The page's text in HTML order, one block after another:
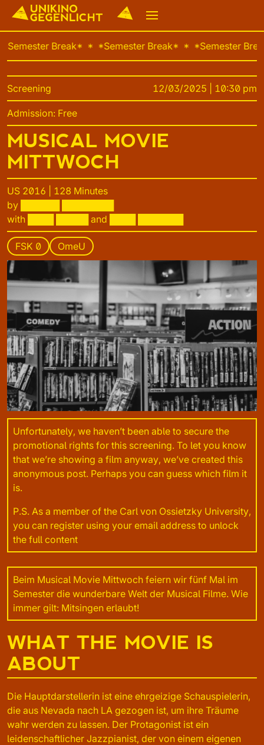
Semester Break  Semester Break  Semester Break
Screening 12/03/2025 | 10:30 pm
Admission: Free
MUSICAL MOVIE
MITTWOCH
US 2016 | 128 Minutes
by ██████ ████████
with ████ █████ and ████ ███████
FSK 0 OmeU
Unfortunately, we haven’t been able to secure the
promotional rights for this screening. To let you know
that we’re showing a film anyway, we’ve created this
anonymous post. Perhaps you can guess which film it
is.
P.S. As a member of the Carl von Ossietzky University,
you can register using your email address to unlock
the full content
Beim Musical Movie Mittwoch feiern wir fünf Mal im
Semester die wunderbare Welt der Musical Filme. Wie
immer gilt: Mitsingen erlaubt!
WHAT THE MOVIE IS
ABOUT
Die Hauptdarstellerin ist eine ehrgeizige Schauspielerin,
die aus Nevada nach LA gezogen ist, um ihre Träume
wahr werden zu lassen. Der Protagonist ist ein
leidenschaftlicher Jazzpianist, der von einem eigenen